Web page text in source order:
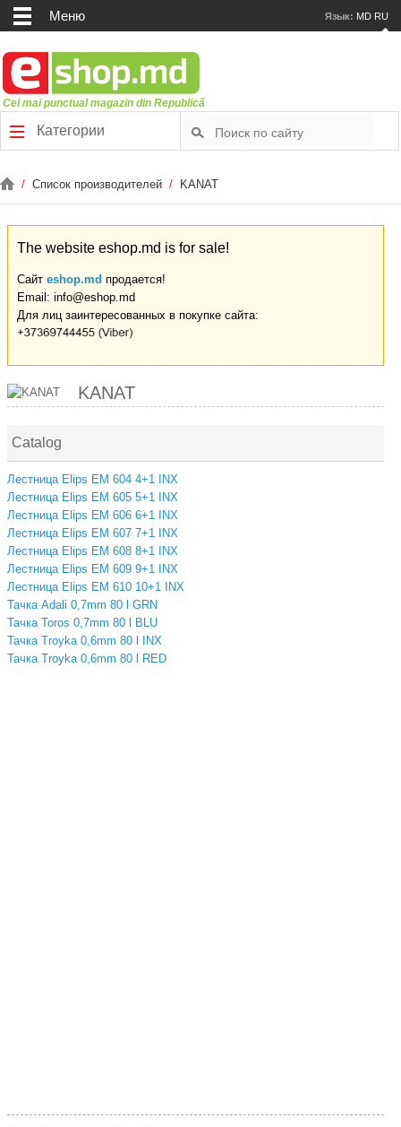
Меню Язык: MD RU
Cel mai punctual magazin din Republică
Категории
/ Список производителей / KANAT
The website eshop.md is for sale!
Сайт eshop.md продается!
Email: info@eshop.md
Для лиц заинтересованных в покупке сайта:
KANAT
Catalog
Лестница Elips EM 604 4+1 INX
Лестница Elips EM 605 5+1 INX
Лестница Elips EM 606 6+1 INX
Лестница Elips EM 607 7+1 INX
Лестница Elips EM 608 8+1 INX
Лестница Elips EM 609 9+1 INX
Лестница Elips EM 610 10+1 INX
Тачка Adali 0,7mm 80 l GRN
Тачка Toros 0,7mm 80 l BLU
Тачка Troyka 0,6mm 80 l INX
Тачка Troyka 0,6mm 80 l RED